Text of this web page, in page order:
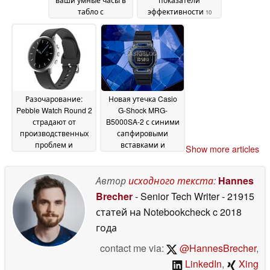
табло с
результатами
Чемпионата мира в
режиме реального
времени
15 June 2026
эффективности 10
June 2026
Разочарование:
Pebble Watch Round 2
страдают от
производственных
проблем и
Новая утечка Casio
G-Shock MRG-
B5000SA-2 с синими
сапфировыми
вставками и
2026
Show more articles
Авторисходного текста: Hannes
Brecher- Senior Tech Writer- 21915
статей на Notebookcheckc 2018
года
contact me via:
@HannesBrecher,
LinkedIn, Xing